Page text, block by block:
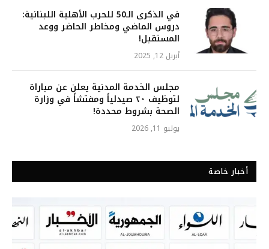
في الذكرى الـ50 للحرب الأهلية اللبنانية:
دروس الماضي ومخاطر الحاضر ووعد
المستقبل!
أبريل 12, 2025
مجلس الخدمة المدنية يعلن عن مباراة
لتوظيف ٢٠ صيدلياً ومفتشاً في وزارة
الصحة بشروط محددة!
يوليو 11, 2026
أخبار خاصة